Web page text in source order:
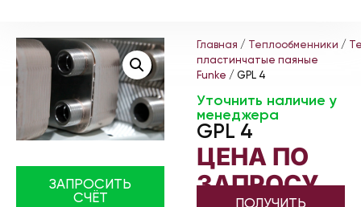
ЗАПРОСИТЬ
СЧЁТ
Главная / Теплообменники /
пластинчатые паяные
Funke / GPL 4
Уточнить наличие у
менеджера
GPL 4
ЦЕНА ПО
ЗАПРОСУ
ПОЛУЧИТЬ